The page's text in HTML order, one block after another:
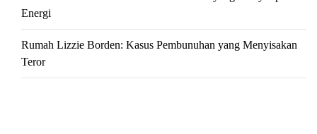
Energi
Rumah Lizzie Borden: Kasus Pembunuhan yang Menyisakan
Teror